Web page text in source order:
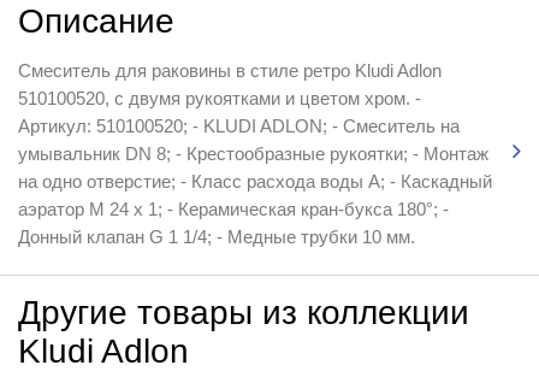
Описание
Смеситель для раковины в стиле ретро Kludi Adlon
510100520, с двумя рукоятками и цветом хром. -
Артикул: 510100520; - KLUDI ADLON; - Смеситель на
умывальник DN 8; - Крестообразные рукоятки; - Монтаж
на одно отверстие; - Класс расхода воды А; - Каскадный
аэратор М 24 х 1; - Керамическая кран-букса 180°; -
Донный клапан G 1 1/4; - Медные трубки 10 мм.
Другие товары из коллекции
Kludi Adlon